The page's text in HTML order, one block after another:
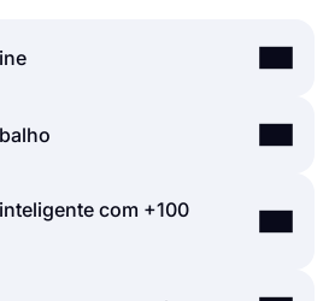
usuário fácil e extensa do
qualquer outra coisa! Você
com um modelo
as ferramentas que você
economizam tempo e reduzem
suas respostas de formulário
com +100